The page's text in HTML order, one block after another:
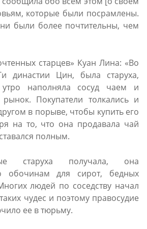
которые были посрамлены.
были более почтительны, чем
старцев» Куан Лина: «Вo
династии Цин, была старуха,
наполняла сосуд чаем и
Покупатели толкались и
в порыве, чтобы купить его
на то, что она продавала чай
полным.
старуха получала, она
обочинам для сирот, бедных
людей по соседству начал
чудес и поэтому правосудие
ее в тюрьму.